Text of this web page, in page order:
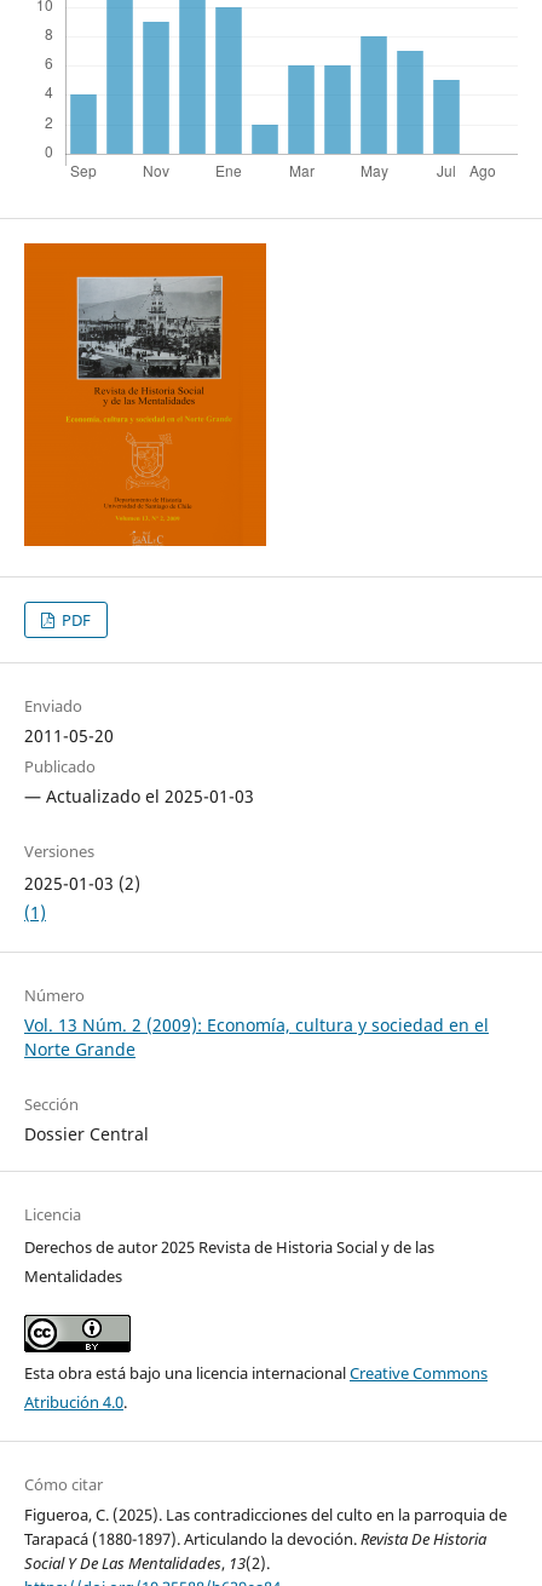
PDF
Enviado
2011-05-20
Publicado
— Actualizado el 2025-01-03
Versiones
2025-01-03 (2)
(1)
Número
Vol. 13 Núm. 2 (2009): Economía, cultura y sociedad en el
Norte Grande
Sección
Dossier Central
Licencia
Derechos de autor 2025 Revista de Historia Social y de las
Mentalidades
Esta obra está bajo una licencia internacionalCreative Commons
Atribución 4.0.
Cómo citar
Figueroa, C. (2025). Las contradicciones del culto en la parroquia de
Tarapacá (1880-1897). Articulando la devoción.Revista De Historia
Social Y De Las Mentalidades, 13(2).